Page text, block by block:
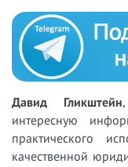
Давид Гликштейн
интересную
практического
качественной